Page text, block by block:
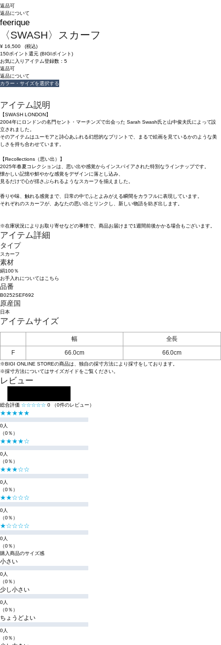
返品可
返品について
feerique
〈SWASH〉スカーフ
¥ 16,500
(税込)
150ポイント還元 (BIGIポイント)
お気に入りアイテム登録数： 5
返品可
返品について
カラー・サイズを選択する
アイテム説明
【SWASH LONDON】
2004年にロンドンの名門セント・マーチンズで出会った Sarah Swash氏と山中俊夫氏によって設
立されました。
そのアイテムはユーモアと詩心あふれる幻想的なプリントで、まるで絵画を見ているかのような美
しさを持ち合わせています。
【Recollections（思い出）】
2025年春夏コレクションは、思い出や感覚からインスパイアされた特別なラインナップです。
懐かしい記憶や鮮やかな感覚をデザインに落とし込み、
見るだけで心が揺さぶられるようなスカーフを揃えました。
香りや味、触れる感覚まで、日常の中でふとよみがえる瞬間をカラフルに表現しています。
それぞれのスカーフが、あなたの思い出とリンクし、新しい物語を紡ぎ出します。
※在庫状況によりお取り寄せなどの事情で、商品お届けまで1週間前後かかる場合もございます。
アイテム詳細
タイプ
スカーフ
素材
絹100％
お手入れについてはこちら
品番
B0252SEF692
原産国
日本
アイテムサイズ
幅
全長
F
66.0cm 66.0cm
※BIGI ONLINE STOREの商品は、独自の採寸方法により採寸をしております。
※採寸方法についてはサイズガイドをご覧ください。
レビュー
総合評価 ☆☆☆☆☆ 0 （0件のレビュー）
★★★★★
0人
（0％）
★★★★☆
0人
（0％）
★★★☆☆
0人
（0％）
★★☆☆☆
0人
（0％）
★☆☆☆☆
0人
（0％）
購入商品のサイズ感
小さい
0人
（0％）
少し小さい
0人
（0％）
ちょうどよい
0人
（0％）